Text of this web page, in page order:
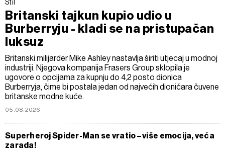
Stil
Britanski tajkun kupio udio u
Burberryju - kladi se na pristupačan
luksuz
Britanski milijarder Mike Ashley nastavlja širiti utjecaj u modnoj
industriji. Njegova kompanija Frasers Group sklopila je
ugovore o opcijama za kupnju do 4,2 posto dionica
Burberryja, čime bi postala jedan od najvećih dioničara čuvene
britanske modne kuće.
05.08.2026
Superheroj Spider-Man se vratio – više emocija, veća
zarada!